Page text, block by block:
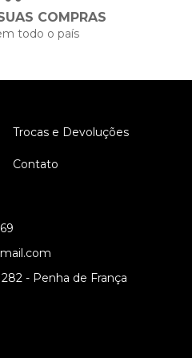
COMPRAS
todo o país
Trocas e Devoluções
Contato
- Penha de França